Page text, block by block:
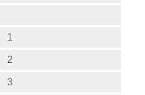
1
2
3